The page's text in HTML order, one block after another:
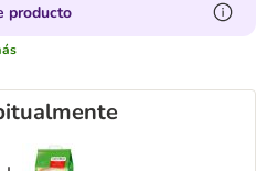
producto